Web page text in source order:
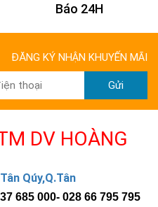
Báo 24H
ĐĂNG KÝ NHẬN KHUYẾN MÃI
Gửi
DV HOÀNG
Qúy,Q.Tân
685 000- 028 66 795 795